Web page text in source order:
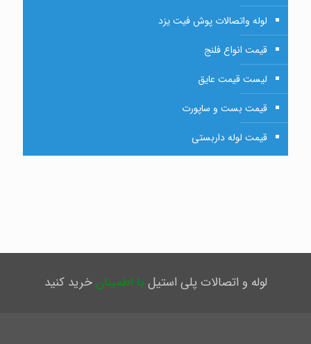
لوله واتصالات پوش فیت یزد
قیمت انواع فلنج
لیست قیمت عایق
قیمت بست و ساپورت
قیمت لوله داربستی
لوله و اتصالات پلی استیل با اطمینانخرید کنید